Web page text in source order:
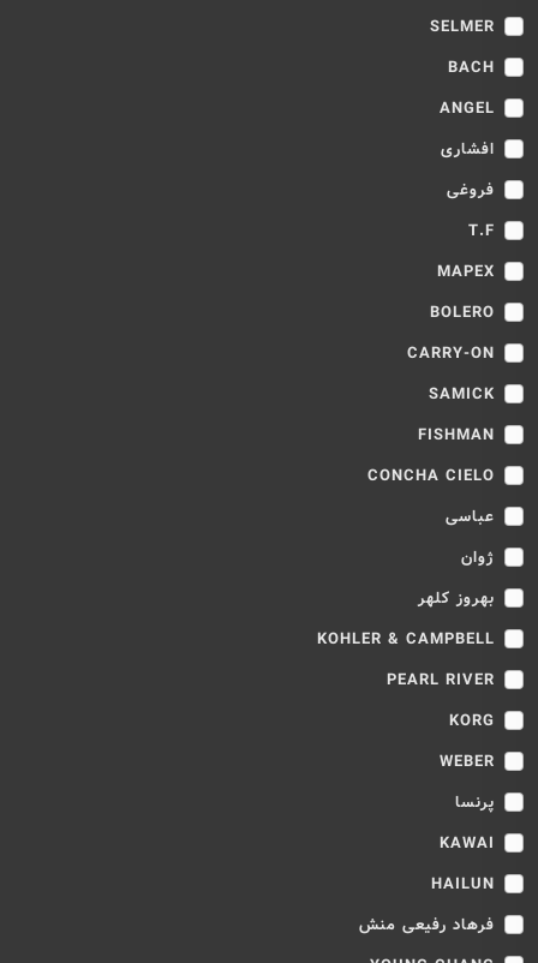
SELMER
BACH
ANGEL
افشاری
فروغی
T.F
MAPEX
BOLERO
CARRY-ON
SAMICK
FISHMAN
CONCHA CIELO
عباسی
ژوان
بهروز کلهر
KOHLER & CAMPBELL
PEARL RIVER
KORG
WEBER
پرنسا
KAWAI
HAILUN
فرهاد رفیعی منش